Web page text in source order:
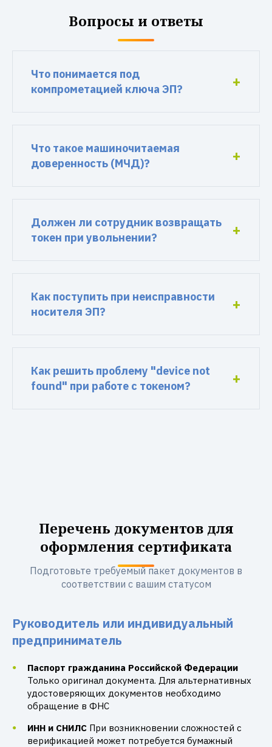
Вопросы и ответы
Что понимается под
компрометацией ключа ЭП?
Что такое машиночитаемая
доверенность (МЧД)?
Должен ли сотрудник возвращать
токен при увольнении?
Как поступить при неисправности
носителя ЭП?
Как решить проблему "device not
found" при работе с токеном?
Перечень документов для
оформления сертификата
Подготовьте требуемый пакет документов в
соответствии с вашим статусом
Руководитель или индивидуальный
предприниматель
Паспорт гражданина Российской Федерации
Только оригинал документа. Для альтернативных
удостоверяющих документов необходимо
обращение в ФНС
ИНН и СНИЛС При возникновении сложностей с
верификацией может потребуется бумажный